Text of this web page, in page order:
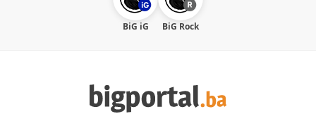
BiG iG BiG Rock